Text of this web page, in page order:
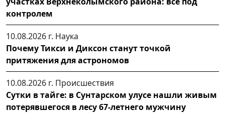
контролем
10.08.2026 г. Наука
Почему Тикси и Диксон станут точкой
притяжения для астрономов
10.08.2026 г. Происшествия
Сутки в тайге: в Сунтарском улусе нашли живым
потерявшегося в лесу 67-летнего мужчину